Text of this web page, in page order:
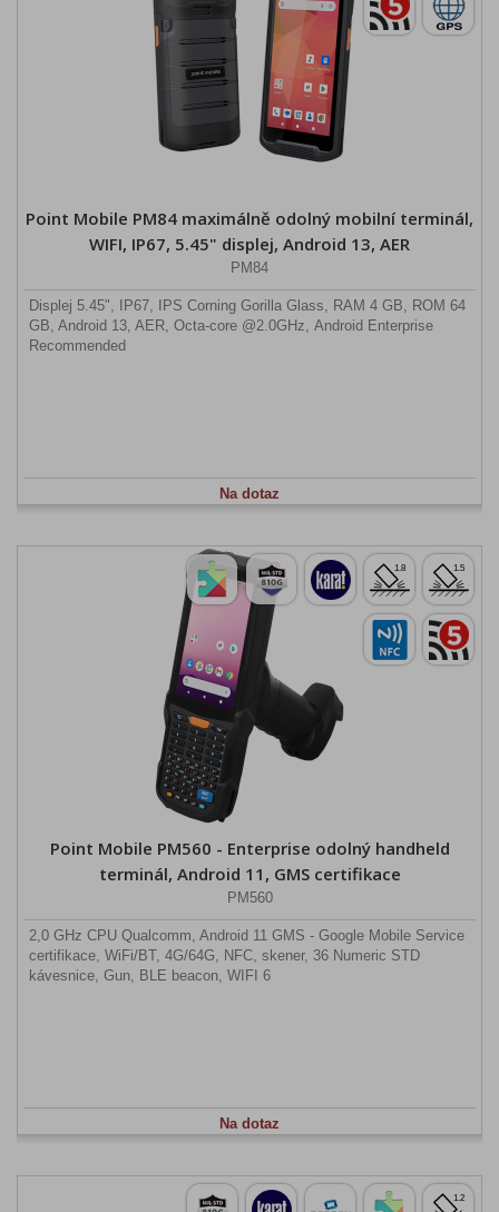
Point Mobile PM84 maximálně odolný mobilní terminál,
WIFI, IP67, 5.45" displej, Android 13, AER
PM84
Displej 5.45", IP67, IPS Corning Gorilla Glass, RAM 4 GB, ROM 64
GB, Android 13, AER, Octa-core @2.0GHz, Android Enterprise
Recommended
Na dotaz
Point Mobile PM560 - Enterprise odolný handheld
terminál, Android 11, GMS certifikace
PM560
2,0 GHz CPU Qualcomm, Android 11 GMS - Google Mobile Service
certifikace, WiFi/BT, 4G/64G, NFC, skener, 36 Numeric STD
kávesnice, Gun, BLE beacon, WIFI 6
Na dotaz